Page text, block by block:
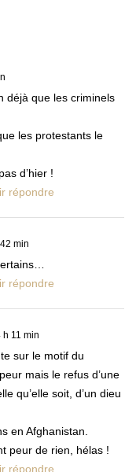
déjà que les criminels
les protestants le
d’hier !
répondre
min
répondre
11 min
sur le motif du
mais le refus d’une
qu’elle soit, d’un dieu
en Afghanistan.
peur de rien, hélas !
répondre